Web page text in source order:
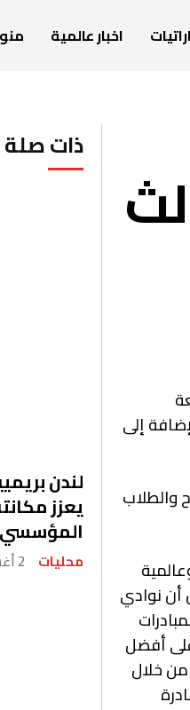
اخبار عالمية
ذات صلة
لندن
يعزز
المؤسسي
محليات 2 أغسطس، 2026
طلابًا من 32 ناديًا للتسامح ، بالإضافة إلى
والطلاب
أن نوادي
أفضل
خلال